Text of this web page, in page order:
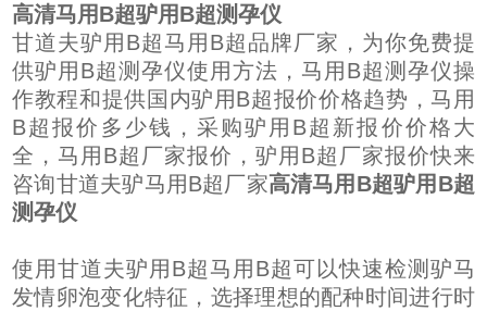
高清马用B超驴用B超测孕仪
甘道夫驴用B超马用B超品牌厂家，为你免费提
供驴用B超测孕仪使用方法，马用B超测孕仪操
作教程和提供国内驴用B超报价价格趋势，马用
B超报价多少钱，采购驴用B超新报价价格大
全，马用B超厂家报价，驴用B超厂家报价快来
咨询甘道夫驴马用B超厂家高清马用B超驴用B超
测孕仪
使用甘道夫驴用B超马用B超可以快速检测驴马
发情卵泡变化特征，选择理想的配种时间进行时